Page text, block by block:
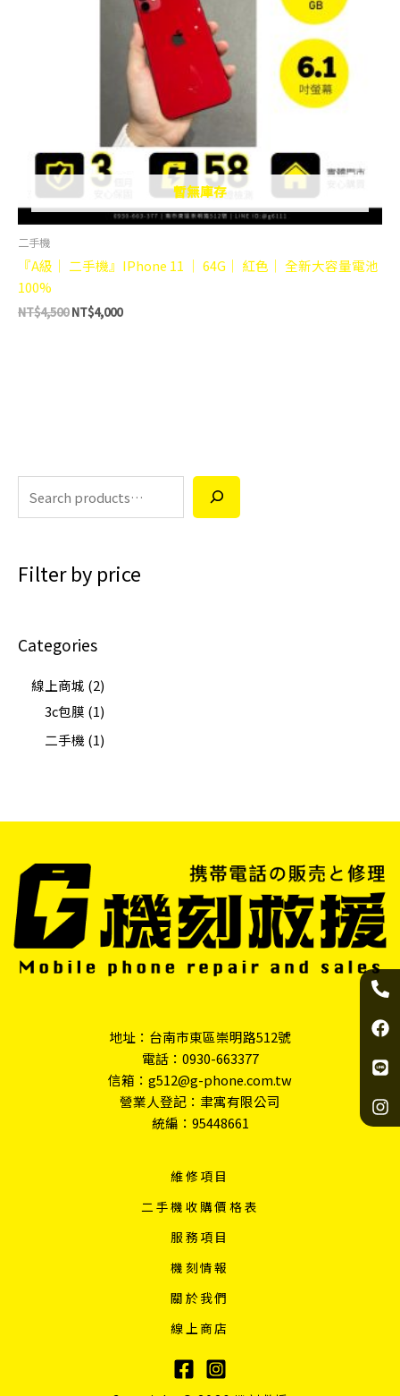
Filter by price
Categories
線上商城 2
3c包膜 1
二手機 1
暫無庫存
二手機
『A級｜ 二手機』IPhone 11 ｜ 64G｜ 紅色｜ 全新大容量電池
100%
NT$4,500 NT$4,000
P
h
o
n
-
a
l
t
F
a
c
e
o
o
k
L
i
n
e
I
n
s
t
g
r
a
m
地址：台南市東區崇明路512號
電話： 0930-663377
信箱：g512@g-phone.com.tw
營業人登記：聿寓有限公司
統編：95448661
維修項目
二手機收購價格表
服務項目
機刻情報
關於我們
線上商店